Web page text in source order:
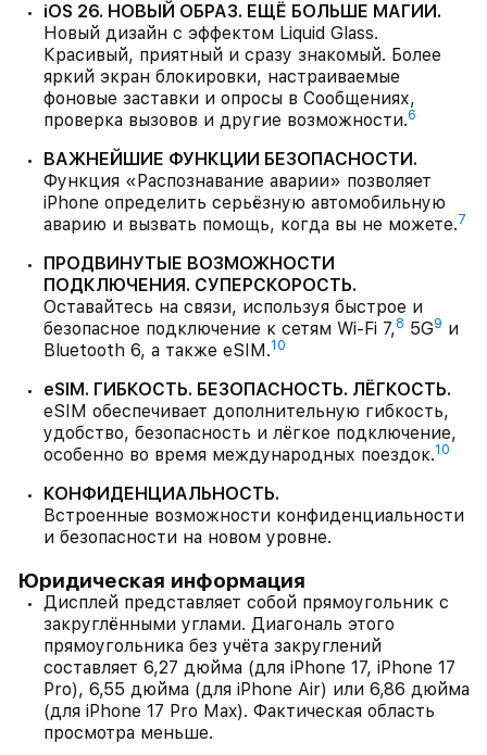
iOS 26. НОВЫЙ ОБРАЗ. ЕЩЁ БОЛЬШЕ МАГИИ.
Новый дизайн с эффектом Liquid Glass.
Красивый, приятный и сразу знакомый. Более
яркий экран блокировки, настраиваемые
фоновые заставки и опросы в Сообщениях,
проверка вызовов и другие возможности.6
ВАЖНЕЙШИЕ ФУНКЦИИ БЕЗОПАСНОСТИ.
Функция «Распознавание аварии» позволяет
iPhone определить серьёзную автомобильную
аварию и вызвать помощь, когда вы не можете.7
ПРОДВИНУТЫЕ ВОЗМОЖНОСТИ
ПОДКЛЮЧЕНИЯ. СУПЕРСКОРОСТЬ.
Оставайтесь на связи, используя быстрое и
безопасное подключение к сетям Wi-Fi 7,8 5G9 и
Bluetooth 6, а также eSIM.10
eSIM. ГИБКОСТЬ. БЕЗОПАСНОСТЬ. ЛЁГКОСТЬ.
eSIM обеспечивает дополнительную гибкость,
удобство, безопасность и лёгкое подключение,
особенно во время международных поездок.10
КОНФИДЕНЦИАЛЬНОСТЬ.
Встроенные возможности конфиденциальности
и безопасности на новом уровне.
Юридическая информация
Дисплей представляет собой прямоугольник с
закруглёнными углами. Диагональ этого
прямоугольника без учёта закруглений
составляет 6,27 дюйма (для iPhone 17, iPhone 17
Pro), 6,55 дюйма (для iPhone Air) или 6,86 дюйма
(для iPhone 17 Pro Max). Фактическая область
просмотра меньше.